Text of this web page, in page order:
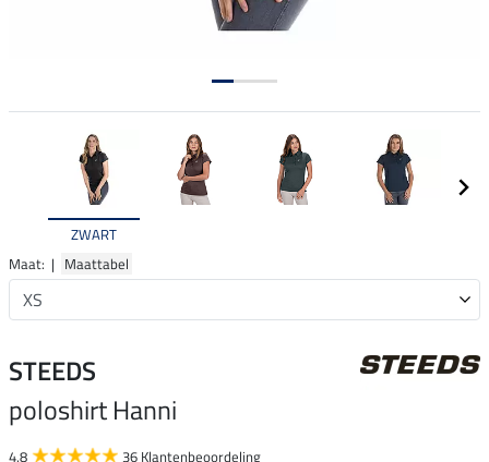
ZWART
Maat: | Maattabel
STEEDS
poloshirt Hanni
4.8 36 Klantenbeoordeling